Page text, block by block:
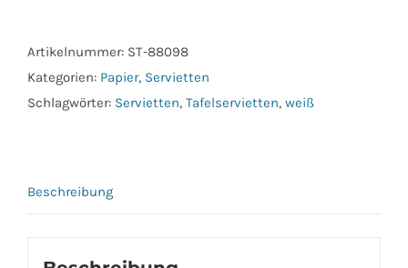
lagig
1/4
Falz
Artikelnummer: ST-88098
Kategorien: Papier, Servietten
Schlagwörter: Servietten, Tafelservietten, weiß
Beschreibung